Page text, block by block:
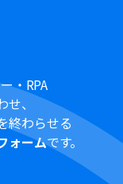
用いただける機能
プランの場合は設
ンやデータコネ
ださい。
料プランは、2週
す。無料トライア
レーション）を
・RPA
、
終わらせる
ォームです。